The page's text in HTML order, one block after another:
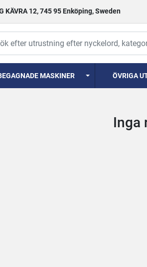
KÄVRA 12, 745 95 Enköping, Sweden
BEGAGNADE MASKINER ÖVRIGA
Inga